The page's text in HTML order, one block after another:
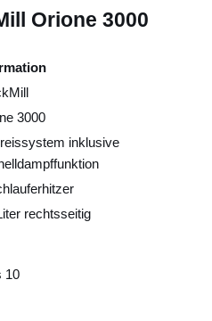
Orione 3000
3000
inklusive
rechtsseitig
10